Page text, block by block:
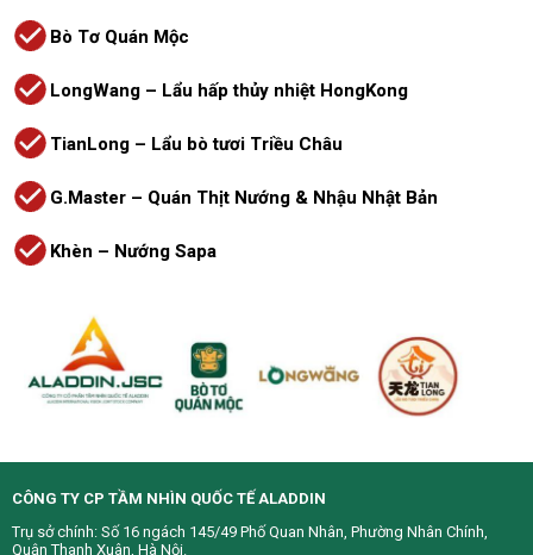
Bò Tơ Quán Mộc
LongWang – Lẩu hấp thủy nhiệt HongKong
TianLong – Lẩu bò tươi Triều Châu
G.Master – Quán Thịt Nướng & Nhậu Nhật Bản
Khèn – Nướng Sapa
CÔNG TY CP TẦM NHÌN QUỐC TẾ ALADDIN
Trụ sở chính: Số 16 ngách 145/49 Phố Quan Nhân, Phường Nhân Chính,
Quận Thanh Xuân, Hà Nội.